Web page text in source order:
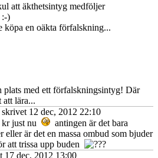
att äkthetsintyg medföljer
:-)
en oäkta förfalskning...
plats med ett förfalskningsintyg! Där
att lära...
skrivet 12 dec, 2012 22:10
just nu
antingen är det bara
eller är det en massa ombud som bjuder
att trissa upp buden
17 dec, 2012 13:00